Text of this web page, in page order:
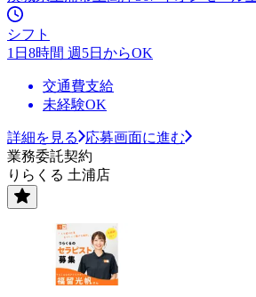
シフト
1日8時間 週5日からOK
交通費支給
未経験OK
詳細を見る
応募画面に進む
業務委託契約
りらくる 土浦店